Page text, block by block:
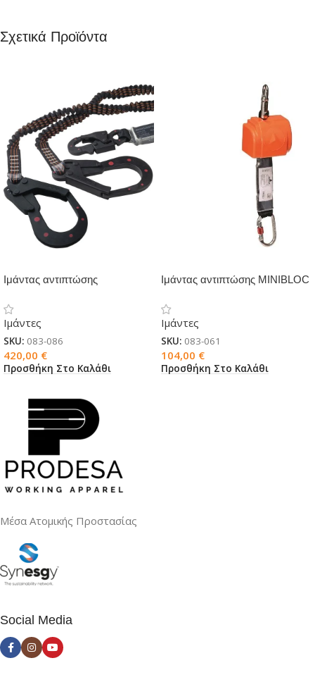
Σχετικά Προϊόντα
Ιμάντας αντιπτώσης
Ιμάντες
SKU: 083-086
420,00 €
Προσθήκη Στο Καλάθι
Ιμάντας αντιπτώσης MINIBLOC
Ιμάντες
SKU: 083-061
104,00 €
Προσθήκη Στο Καλάθι
Μέσα Ατομικής Προστασίας
Social Media